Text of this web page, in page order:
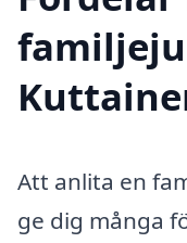
Att anlita en
ge dig många